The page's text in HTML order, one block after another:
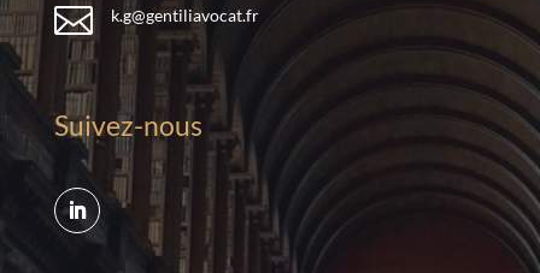
 k.g@gentiliavocat.fr
Suivez-nous